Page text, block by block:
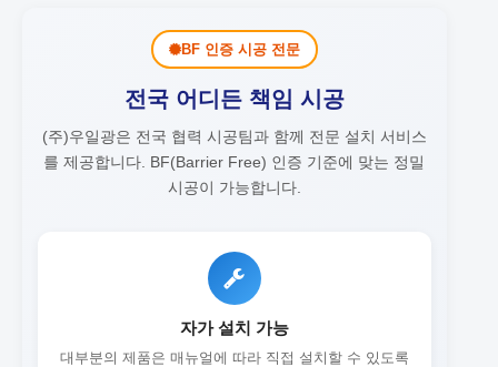
BF 인증 시공 전문
전국 어디든 책임 시공
(주)우일광은 전국 협력 시공팀과 함께 전문 설치 서비스
를 제공합니다. BF(Barrier Free) 인증 기준에 맞는 정밀
시공이 가능합니다.
자가 설치 가능
대부분의 제품은 매뉴얼에 따라 직접 설치할 수 있도록